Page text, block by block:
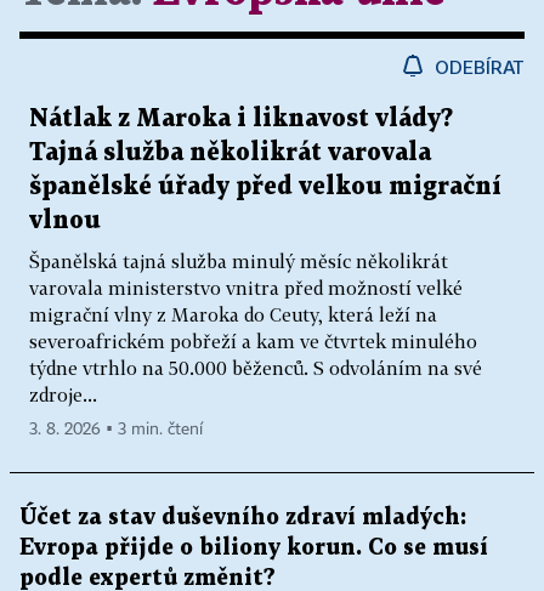
ODEBÍRAT
Nátlak z Maroka i liknavost vlády?
Tajná služba několikrát varovala
španělské úřady před velkou migrační
vlnou
Španělská tajná služba minulý měsíc několikrát
varovala ministerstvo vnitra před možností velké
migrační vlny z Maroka do Ceuty, která leží na
severoafrickém pobřeží a kam ve čtvrtek minulého
týdne vtrhlo na 50.000 běženců. S odvoláním na své
zdroje...
3. 8. 2026 ▪ 3 min. čtení
Účet za stav duševního zdraví mladých:
Evropa přijde o biliony korun. Co se musí
podle expertů změnit?